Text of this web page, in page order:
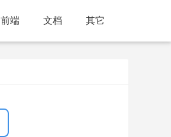
前端 文档 其它